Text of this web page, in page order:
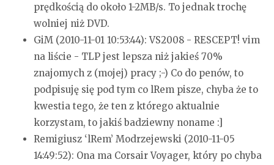
prędkością do około 1-2MB/s. To jednak trochę
wolniej niż DVD.
GiM (2010-11-01 10:53:44):VS2008 - RESCEPT! vim
na liście - TLP jest lepsza niż jakieś 70%
znajomych z (mojej) pracy ;-) Co do penów, to
podpisuję się pod tym co lRem pisze, chyba że to
kwestia tego, że ten z którego aktualnie
korzystam, to jakiś badziewny noname :]
Remigiusz ‘lRem’ Modrzejewski (2010-11-05
14:49:52): Ona ma Corsair Voyager, który po chyba